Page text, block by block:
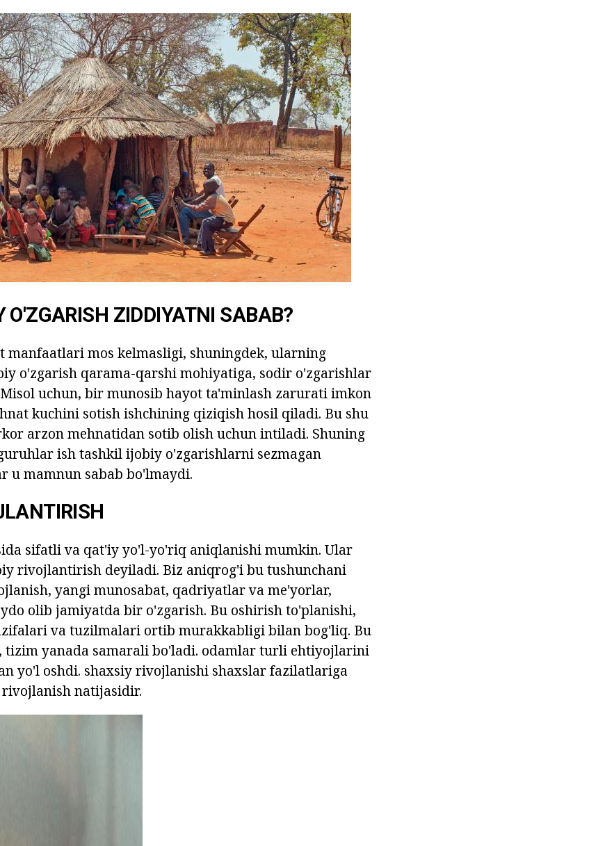
ZIDDIYATNI SABAB?
mos kelmasligi, shuningdek, ularning
o'zgarish qarama-qarshi mohiyatiga, sodir o'zgarishlar
uchun, bir munosib hayot ta'minlash zarurati imkon
kuchini sotish ishchining qiziqish hosil qiladi. Bu shu
arzon mehnatidan sotib olish uchun intiladi. Shuning
ish tashkil ijobiy o'zgarishlarni sezmagan
u mamnun sabab bo'lmaydi.
sifatli va qat'iy yo'l-yo'riq aniqlanishi mumkin. Ular
rivojlantirish deyiladi. Biz aniqrog'i bu tushunchani
yangi munosabat, qadriyatlar va me'yorlar,
olib jamiyatda bir o'zgarish. Bu oshirish to'planishi,
va tuzilmalari ortib murakkabligi bilan bog'liq. Bu
yanada samarali bo'ladi. odamlar turli ehtiyojlarini
yo'l oshdi. shaxsiy rivojlanishi shaxslar fazilatlariga
natijasidir.